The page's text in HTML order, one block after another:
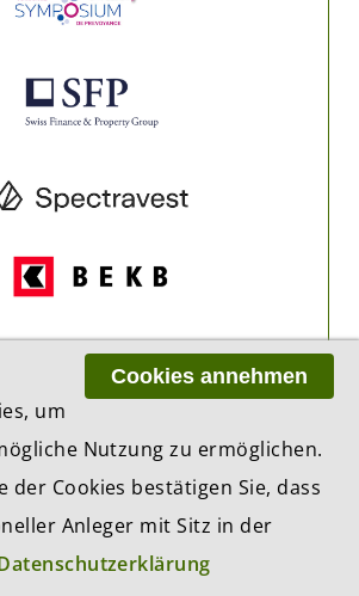
Cookies annehmen
um
Nutzung zu ermöglichen.
der Cookies bestätigen Sie, dass
Anleger mit Sitz in der